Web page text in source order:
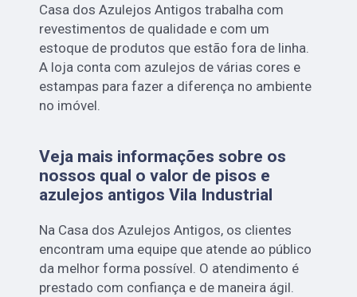
Casa dos Azulejos Antigos trabalha com
revestimentos de qualidade e com um
estoque de produtos que estão fora de linha.
A loja conta com azulejos de várias cores e
estampas para fazer a diferença no ambiente
no imóvel.
Veja mais informações sobre os
nossos qual o valor de pisos e
azulejos antigos Vila Industrial
Na Casa dos Azulejos Antigos, os clientes
encontram uma equipe que atende ao público
da melhor forma possível. O atendimento é
prestado com confiança e de maneira ágil.